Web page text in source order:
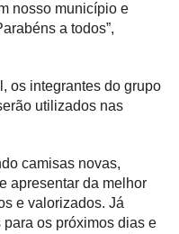
nosso município e
a todos”,
os integrantes do grupo
utilizados nas
camisas novas,
apresentar da melhor
e valorizados. Já
os próximos dias e